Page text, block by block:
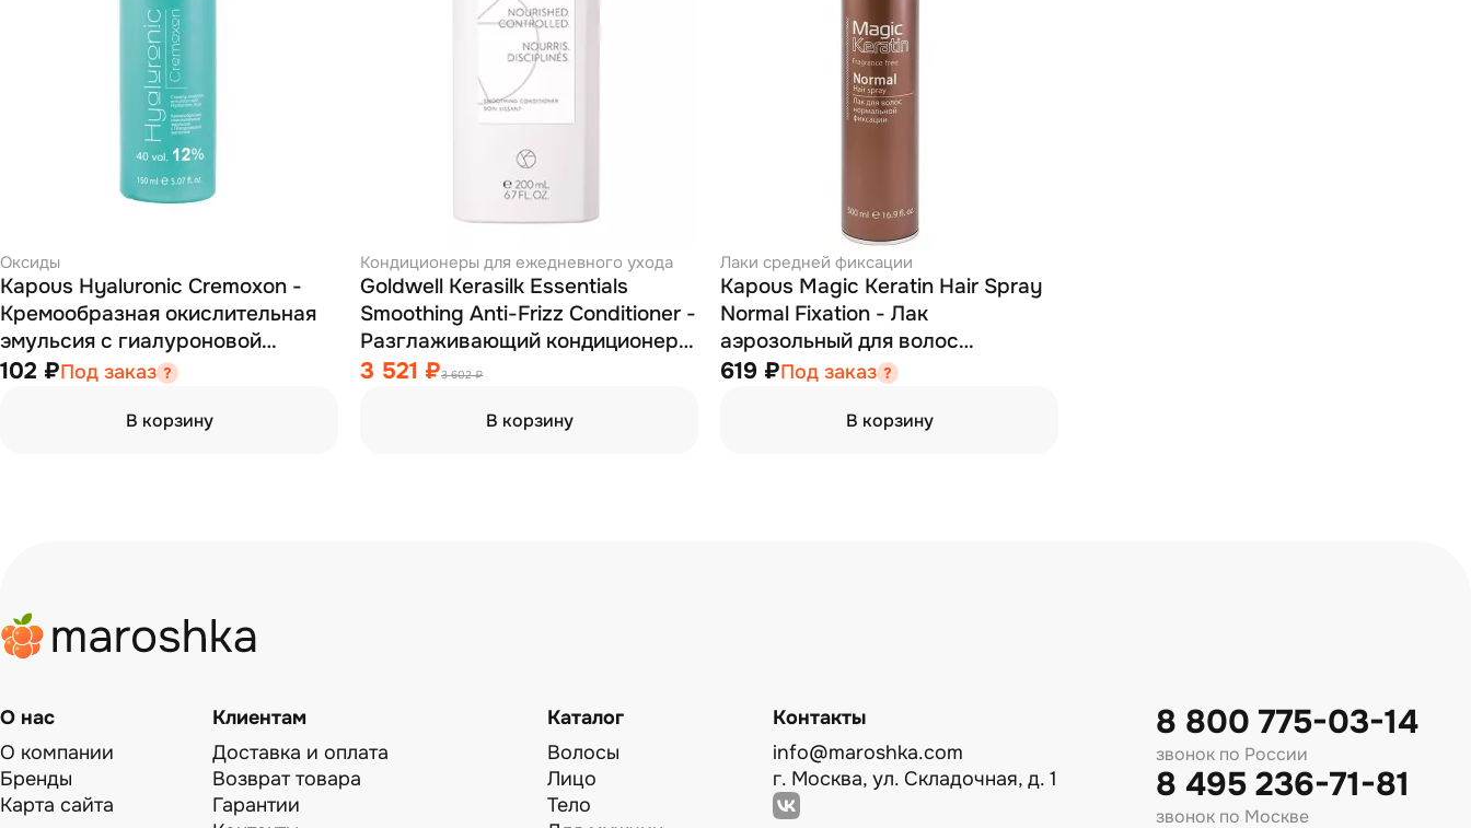
Оксиды
Kapous Hyaluronic Cremoxon -
Кремообразная окислительная
эмульсия с гиалуроновой
кислотой 12% 150 мл
102 ₽Под заказ
В корзину
Кондиционеры для ежедневного ухода
Goldwell Kerasilk Essentials
Smoothing Anti-Frizz Conditioner -
Разглаживающий кондиционер
против завитков 200 мл
3 521 ₽3 602 ₽
В корзину
Лаки средней фиксации
Kapous Magic Keratin Hair Spray
Normal Fixation - Лак
аэрозольный для волос
нормальной фиксации с
619 ₽Под заказ
В корзину
О нас
О компании
Бренды
Карта сайта
Клиентам
Доставка и оплата
Возврат товара
Гарантии
Каталог
Волосы
Лицо
Тело
Контакты
info@maroshka.com
г. Москва, ул. Складочная, д. 1
8 800 775-03-14
звонок по России
8 495 236-71-81
звонок по Москве